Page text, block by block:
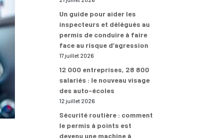
Un guide pour aider les
inspecteurs et délégués au
permis de conduire à faire
face au risque d’agression
17 juillet 2026
12 000 entreprises, 28 800
salariés : le nouveau visage
des auto-écoles
12 juillet 2026
Sécurité routière : comment
le permis à points est
devenu une machine à